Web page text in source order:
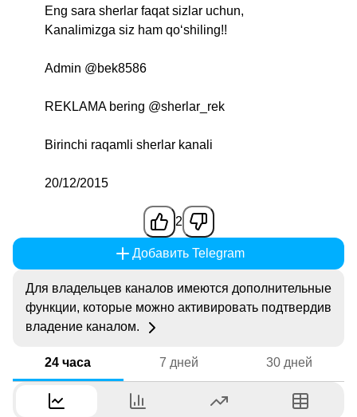
Eng sara sherlar faqat sizlar uchun,
Kanalimizga siz ham qo‘shiling!!
Admin @bek8586
REKLAMA bering @sherlar_rek
Birinchi raqamli sherlar kanali
20/12/2015
2
Добавить Telegram
Для владельцев каналов имеются дополнительные
функции, которые можно активировать подтвердив
владение каналом.
24 часа 7 дней 30 дней